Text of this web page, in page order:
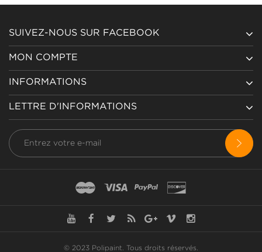
SUIVEZ-NOUS SUR FACEBOOK
MON COMPTE
INFORMATIONS
LETTRE D'INFORMATIONS
© 2023 Polipaint. Tous droits réservés.